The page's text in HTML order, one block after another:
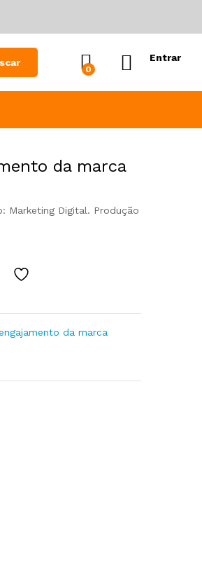
0
Entrar
da marca
Marketing Digital. Produção
da marca